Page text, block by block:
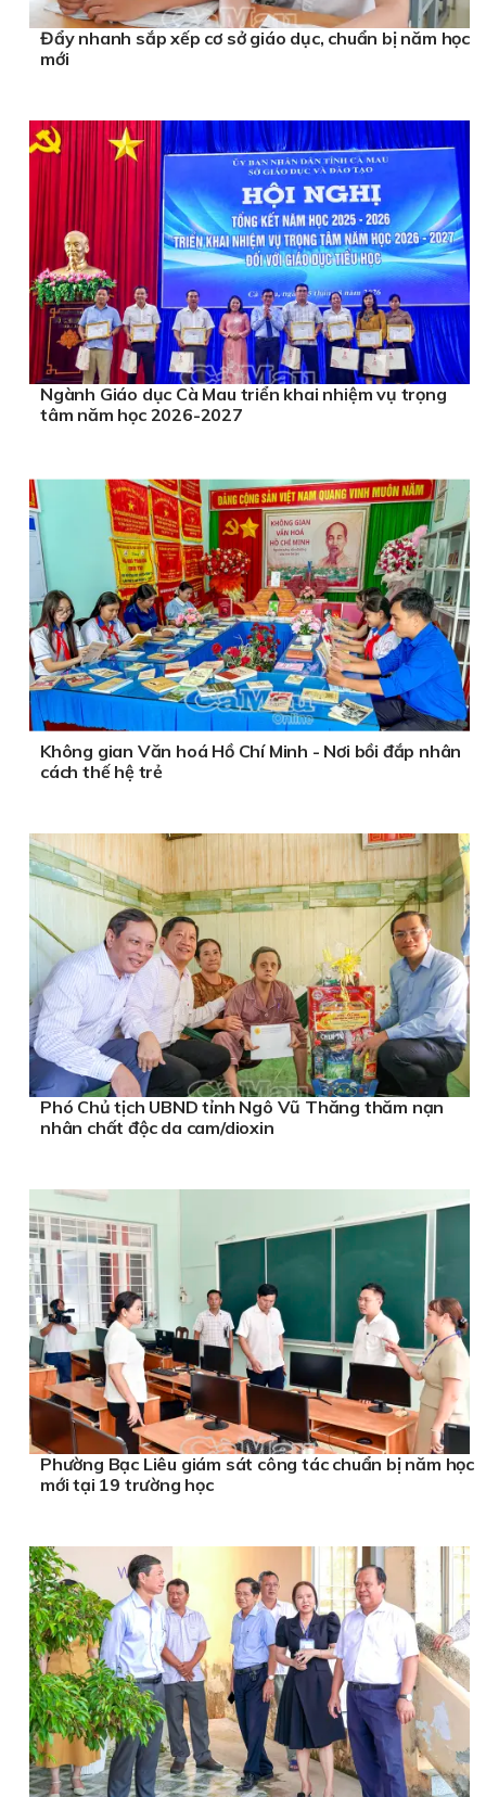
Đẩy nhanh sắp xếp cơ sở giáo dục, chuẩn bị năm học
mới
Ngành Giáo dục Cà Mau triển khai nhiệm vụ trọng
tâm năm học 2026-2027
Không gian Văn hoá Hồ Chí Minh - Nơi bồi đắp nhân
cách thế hệ trẻ
Phó Chủ tịch UBND tỉnh Ngô Vũ Thăng thăm nạn
nhân chất độc da cam/dioxin
Phường Bạc Liêu giám sát công tác chuẩn bị năm học
mới tại 19 trường học